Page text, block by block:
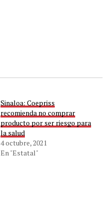
Sinaloa: Coepriss
recomienda no comprar
producto por ser riesgo para
la salud
4 octubre, 2021
En "Estatal"